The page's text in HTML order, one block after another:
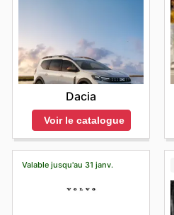
Dacia
Voir le catalogue
Valable jusqu'au 31 janv.